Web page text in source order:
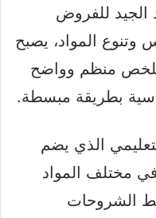
الجيد للفروض
وتنوع المواد، يصبح
منظم وواضح
بطريقة مبسطة.
الذي يضم
في مختلف المواد
الشروحات